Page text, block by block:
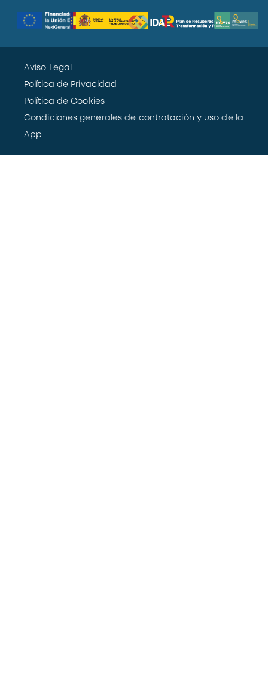
Aviso Legal
Política de Privacidad
Política de Cookies
Condiciones generales de contratación y uso de la
App